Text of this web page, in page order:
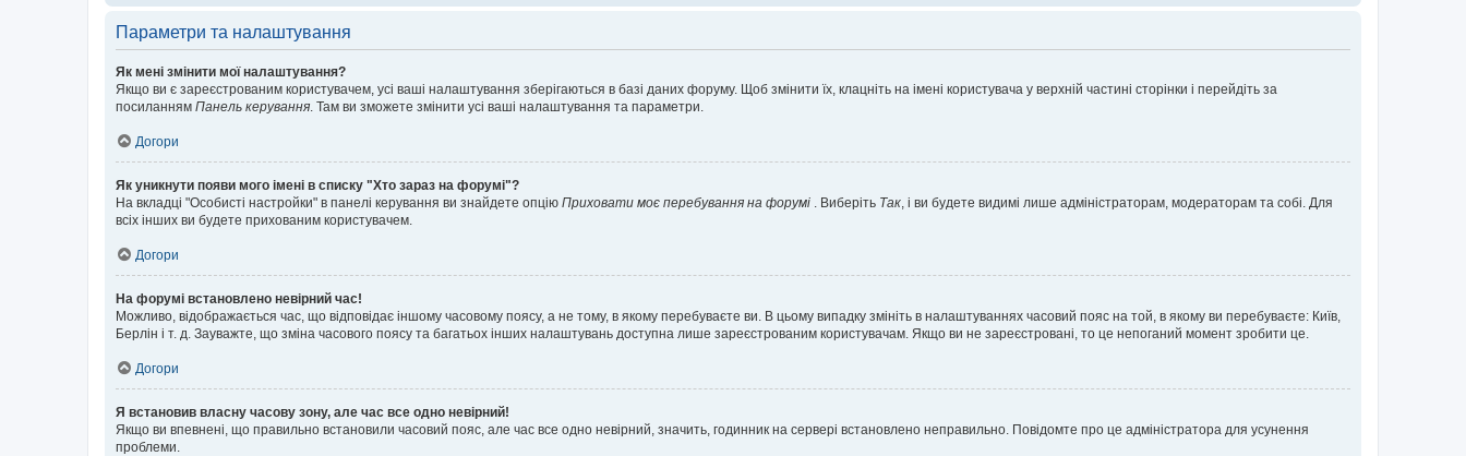
Параметри та налаштування
Як мені змінити мої налаштування?
Якщо ви є зареєстрованим користувачем, усі ваші налаштування зберігаються в базі даних форуму. Щоб змінити їх, клацніть на імені користувача у верхній частині сторінки і перейдіть за
посиланням Панель керування . Там ви зможете змінити усі ваші налаштування та параметри.
Догори
Як уникнути появи мого імені в списку "Хто зараз на форумі"?
На вкладці "Особисті настройки" в панелі керування ви знайдете опцію Приховати моє перебування на форумі . Виберіть Так , і ви будете видимі лише адміністраторам, модераторам та собі. Для
всіх інших ви будете прихованим користувачем.
Догори
На форумі встановлено невірний час!
Можливо, відображається час, що відповідає іншому часовому поясу, а не тому, в якому перебуваєте ви. В цьому випадку змініть в налаштуваннях часовий пояс на той, в якому ви перебуваєте: Київ,
Берлін і т. д. Зауважте, що зміна часового поясу та багатьох інших налаштувань доступна лише зареєстрованим користувачам. Якщо ви не зареєстровані, то це непоганий момент зробити це.
Догори
Я встановив власну часову зону, але час все одно невірний!
Якщо ви впевнені, що правильно встановили часовий пояс, але час все одно невірний, значить, годинник на сервері встановлено неправильно. Повідомте про це адміністратора для усунення
проблеми.